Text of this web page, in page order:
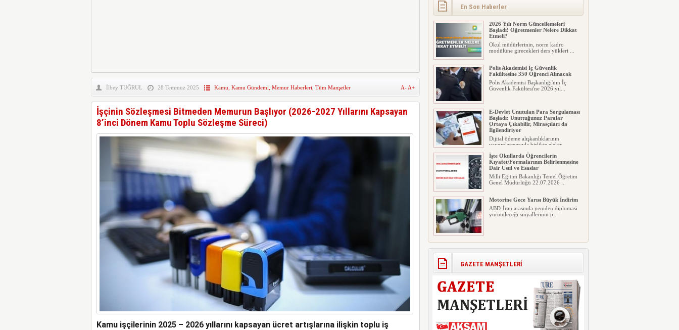
İlbey TUĞRUL 28 Temmuz 2025 Kamu Kamu Gündemi Memur Haberleri Tüm Manşetler A- A+
İşçinin Sözleşmesi Bitmeden Memurun Başlıyor (2026-2027 Yıllarını Kapsayan
8’inci Dönem Kamu Toplu Sözleşme Süreci)
Kamu işçilerinin 2025 – 2026 yıllarını kapsayan ücret artışlarına ilişkin toplu iş
En Son Haberlermodülüne girecekleri ders yükleri ...
Polis Akademisi İç Güvenlik
Fakültesine 350 Öğrenci Alınacak
Polis Akademisi Başkanlığı'nın İç
Güvenlik Fakültesi'ne 2026 yıl...
E-Devlet Unutulan Para Sorgulaması
Başladı: Unuttuğunuz Paralar
Ortaya Çıkabilir, Mirasçıları da
İlgilendiriyor
İşte Okullarda Öğrencilerin
Kıyafet/Formalarının Belirlenmesine
Dair Usul ve Esaslar
Milli Eğitim Bakanlığı Temel Öğretim
Genel Müdürlüğü 22.07.2026 ...
Motorine Gece Yarısı Büyük İndirim
ABD-İran arasında yeniden diplomasi
yürütüleceği sinyallerinin p...
LPG’ye Dev Zam Geliyor!
Küresel petrol piyasalarındaki
dalgalanmalar ve döviz kurundaki ...
GAZETE MANŞETLERİ